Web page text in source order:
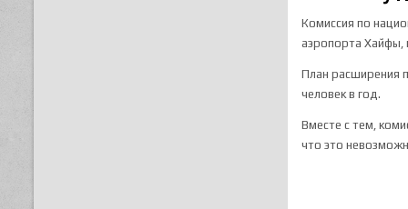
Комиссия по
аэропорта Хайфы,
План расширения
человек в год.
Вместе с тем,
что это